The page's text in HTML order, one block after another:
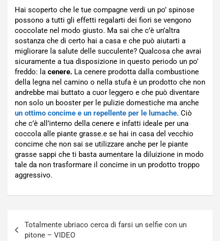
Hai scoperto che le tue compagne verdi un po’ spinose
possono a tutti gli effetti regalarti dei fiori se vengono
coccolate nel modo giusto. Ma sai che c’è un’altra
sostanza che di certo hai a casa e che può aiutarti a
migliorare la salute delle succulente? Qualcosa che avrai
sicuramente a tua disposizione in questo periodo un po’
freddo: la cenere. La cenere prodotta dalla combustione
della legna nel camino o nella stufa è un prodotto che non
andrebbe mai buttato a cuor leggero e che può diventare
non solo un booster per le pulizie domestiche ma anche
un ottimo concime e un repellente per le lumache. Ciò
che c’è all’interno della cenere e infatti ideale per una
coccola alle piante grasse.e se hai in casa del vecchio
concime che non sai se utilizzare anche per le piante
grasse sappi che ti basta aumentare la diluizione in modo
tale da non trasformare il concime in un prodotto troppo
aggressivo.
articoli
Totalmente ubriaco cerca di farsi un selfie con un
pitone – VIDEO